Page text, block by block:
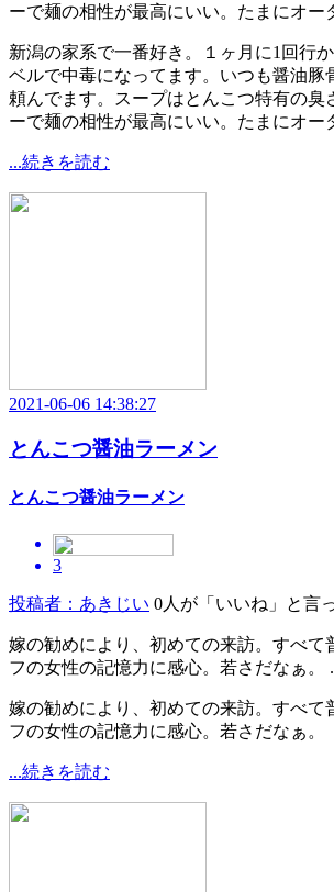
ーで麺の相性が最高にいい。たまにオー
新潟の家系で一番好き。１ヶ月に1回行
ベルで中毒になってます。いつも醤油豚
頼んでます。スープはとんこつ特有の臭
ーで麺の相性が最高にいい。たまにオー
...続きを読む
2021-06-06 14:38:27
とんこつ醤油ラーメン
とんこつ醤油ラーメン
3
投稿者：あきじい 0人が「いいね」と言
嫁の勧めにより、初めての来訪。すべて
フの女性の記憶力に感心。若さだなぁ。
嫁の勧めにより、初めての来訪。すべて
フの女性の記憶力に感心。若さだなぁ。
...続きを読む